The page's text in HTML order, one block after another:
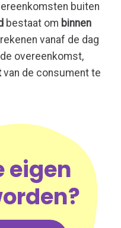
buiten
bestaat om binnen
vanaf de dag
overeenkomst,
van de consument te
eigen